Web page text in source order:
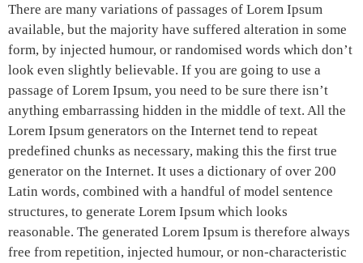
There are many variations of passages of Lorem Ipsum
available, but the majority have suffered alteration in some
form, by injected humour, or randomised words which don’t
look even slightly believable. If you are going to use a
passage of Lorem Ipsum, you need to be sure there isn’t
anything embarrassing hidden in the middle of text. All the
Lorem Ipsum generators on the Internet tend to repeat
predefined chunks as necessary, making this the first true
generator on the Internet. It uses a dictionary of over 200
Latin words, combined with a handful of model sentence
structures, to generate Lorem Ipsum which looks
reasonable. The generated Lorem Ipsum is therefore always
free from repetition, injected humour, or non-characteristic